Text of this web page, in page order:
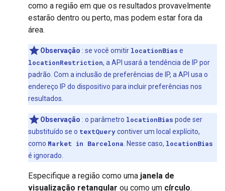
como a região em que os resultados provavelmente
estarão dentro ou perto, mas podem estar fora da
área.
Observação : se você omitir locationBias e
locationRestriction, a API usará a tendência de IP por
padrão. Com a inclusão de preferências de IP, a API usa o
endereço IP do dispositivo para incluir preferências nos
resultados.
Observação : o parâmetro locationBias pode ser
substituído se o textQuerycontiver um local explícito,
como Market in Barcelona . Nesse caso, locationBias
é ignorado.
Especifique a região como uma janela de
visualização retangular ou como um círculo.